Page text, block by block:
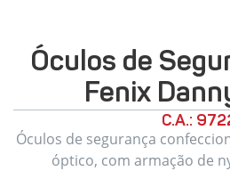
Óculos de
Fenix
C.A.:
Óculos de segurança
óptico, com armação de